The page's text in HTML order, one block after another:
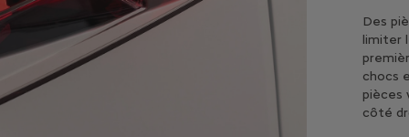
Des
limiter
chocs
pièces
côté